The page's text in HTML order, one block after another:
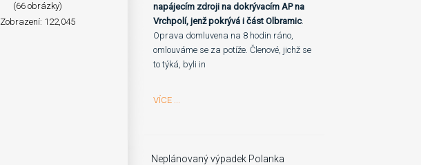
(66 obrázky)
Zobrazení: 122,045
napájecím zdroji na dokrývacím AP na
Vrchpolí, jenž pokrývá i část Olbramic.
Oprava domluvena na 8 hodin ráno,
omlouváme se za potíže. Členové, jichž se
to týká, byli in
VÍCE ...
Neplánovaný výpadek Polanka